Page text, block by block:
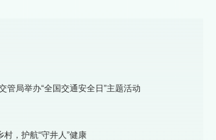
管局举办“全国交通安全日”主题活动
村，护航“守井人”健康